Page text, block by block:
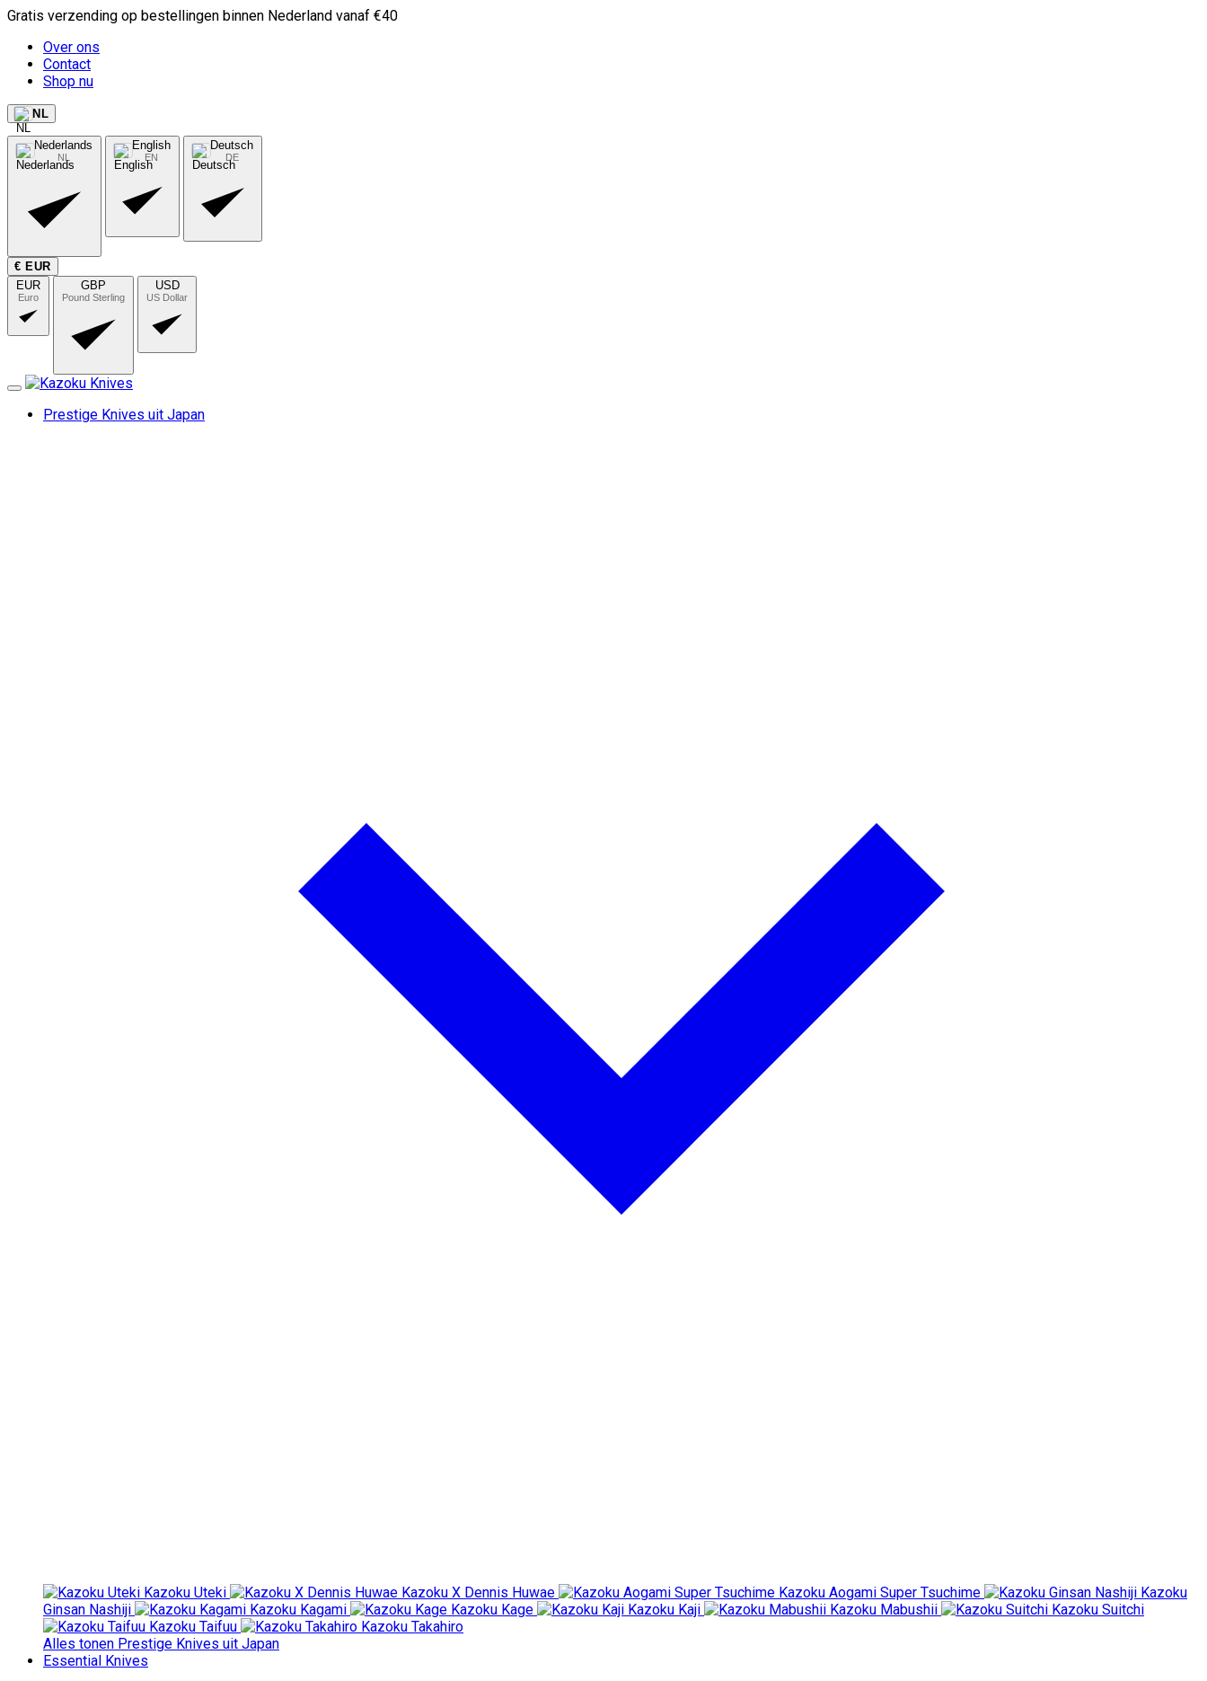
Gratis verzending op bestellingen binnen Nederland vanaf €40
Over ons
Contact
Shop nu
NL
Nederlands
NL
English
EN
Deutsch
DE
€ EUR
EUR
Euro
GBP
Pound Sterling
USD
US Dollar
Prestige Knives uit Japan
Kazoku Uteki Kazoku X Dennis Huwae Kazoku Aogami Super Tsuchime
Kazoku
Ginsan Nashiji
Kazoku Kagami Kazoku Kage Kazoku Kaji Kazoku Mabushii
Kazoku Suitchi
Kazoku Taifuu
Kazoku Takahiro
Alles tonen Prestige Knives uit Japan
Essential Knives